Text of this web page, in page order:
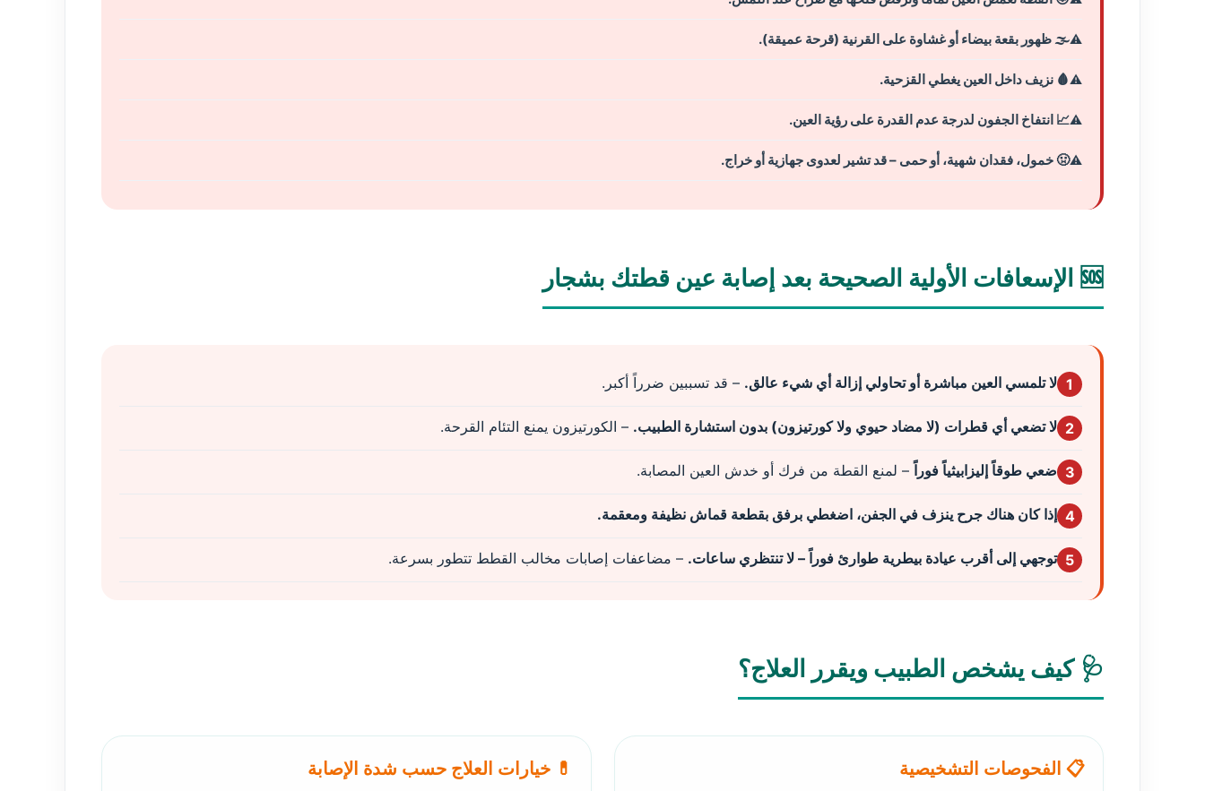
🌫️ ظهور بقعة بيضاء أو غشاوة على القرنية (قرحة عميقة).
🩸 نزيف داخل العين يغطي القزحية.
📈 انتفاخ الجفون لدرجة عدم القدرة على رؤية العين.
🤢 خمول، فقدان شهية، أو حمى – قد تشير لعدوى جهازية أو خراج.
🆘 الإسعافات الأولية الصحيحة بعد إصابة عين قطتك بشجار
1 لا تلمسي العين مباشرة أو تحاولي إزالة أي شيء عالق. – قد تسببين ضرراً أكبر.
2 لا تضعي أي قطرات (لا مضاد حيوي ولا كورتيزون) بدون استشارة الطبيب. – الكورتيزون يمنع التئام القرحة.
3 ضعي طوقاً إليزابيثياً فوراً – لمنع القطة من فرك أو خدش العين المصابة.
4 إذا كان هناك جرح ينزف في الجفن، اضغطي برفق بقطعة قماش نظيفة ومعقمة.
5 توجهي إلى أقرب عيادة بيطرية طوارئ فوراً – لا تنتظري ساعات. – مضاعفات إصابات مخالب القطط تتطور بسرعة.
🩺 كيف يشخص الطبيب ويقرر العلاج؟
📋 الفحوصات التشخيصية 💊 خيارات العلاج حسب شدة الإصابة